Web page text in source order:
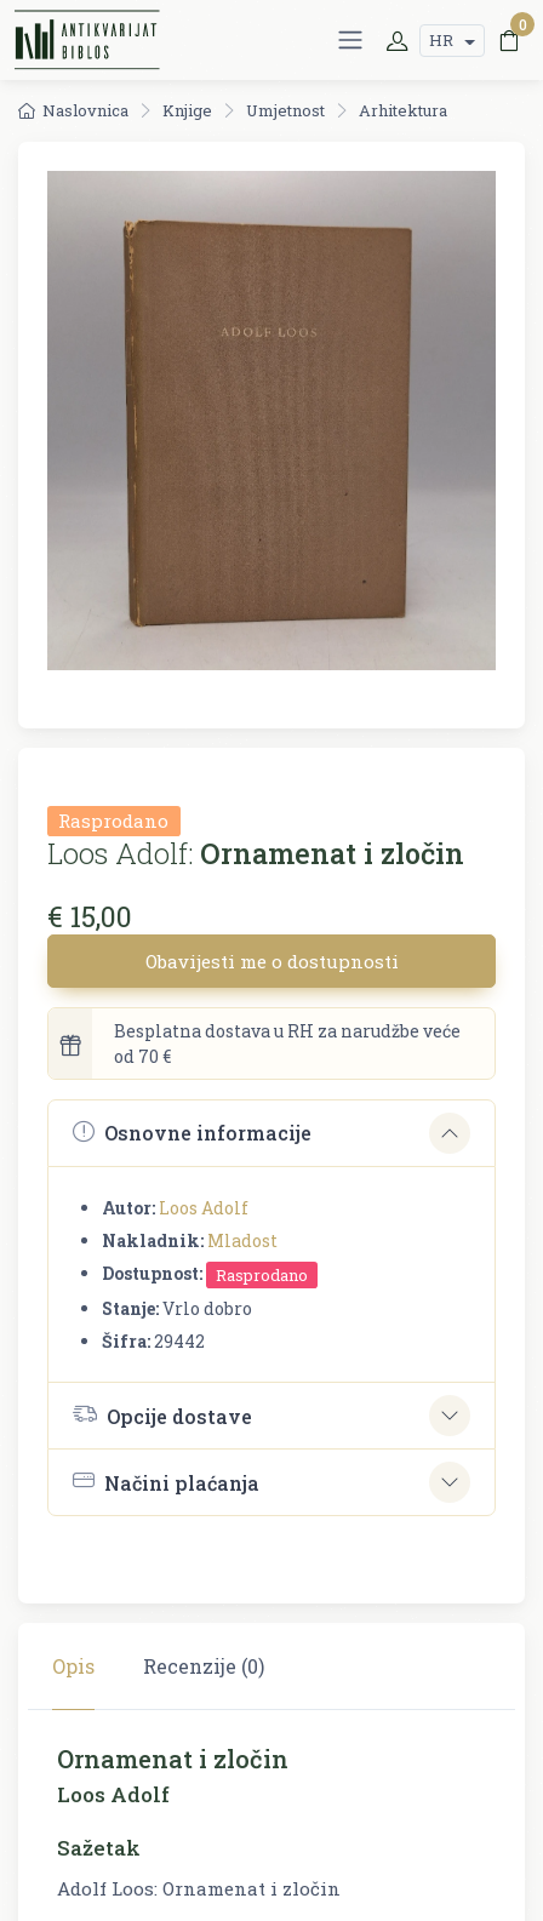
HR
0
Naslovnica Knjige Umjetnost Arhitektura
Rasprodano
Loos Adolf: Ornamenat i zločin
€ 15,00
Obavijesti me o dostupnosti
Besplatna dostava u RH za narudžbe veće
od 70 €
Osnovne informacije
Autor: Loos Adolf
Nakladnik: Mladost
Dostupnost:
Rasprodano
Stanje:Vrlo dobro
Šifra:29442
Opcije dostave
Načini plaćanja
Opis Recenzije (0)
Ornamenat i zločin
Loos Adolf
Sažetak
Adolf Loos: Ornamenat i zločin